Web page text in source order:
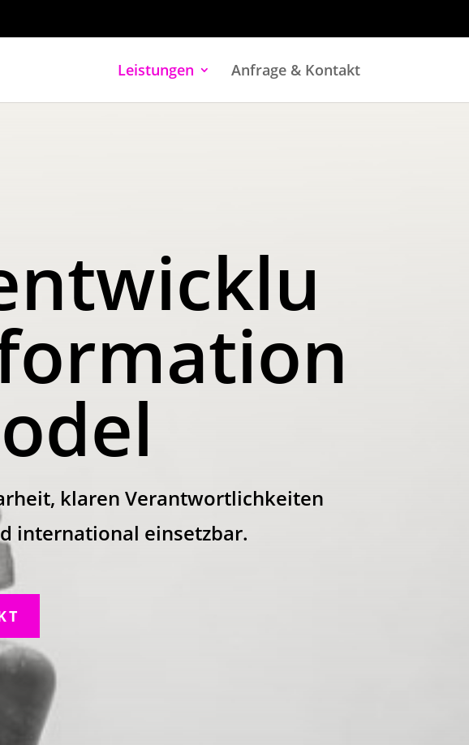
Leistungen Anfrage & Kontakt
klaren Verantwortlichkeiten
international einsetzbar.